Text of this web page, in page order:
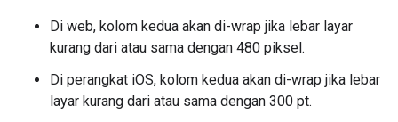
Di web, kolom kedua akan di-wrap jika lebar layar
kurang dari atau sama dengan 480 piksel.
Di perangkat iOS, kolom kedua akan di-wrap jika lebar
layar kurang dari atau sama dengan 300 pt.